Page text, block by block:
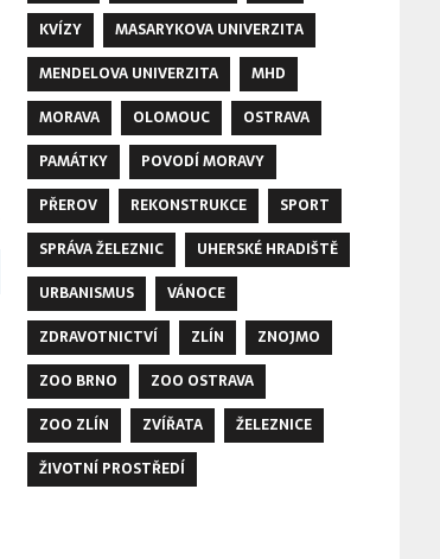
KVÍZY
MASARYKOVA UNIVERZITA
MENDELOVA UNIVERZITA
MHD
MORAVA
OLOMOUC
OSTRAVA
PAMÁTKY
POVODÍ MORAVY
PŘEROV
REKONSTRUKCE
SPORT
SPRÁVA ŽELEZNIC
UHERSKÉ HRADIŠTĚ
URBANISMUS
VÁNOCE
ZDRAVOTNICTVÍ
ZLÍN
ZNOJMO
ZOO BRNO
ZOO OSTRAVA
ZOO ZLÍN
ZVÍŘATA
ŽELEZNICE
ŽIVOTNÍ PROSTŘEDÍ